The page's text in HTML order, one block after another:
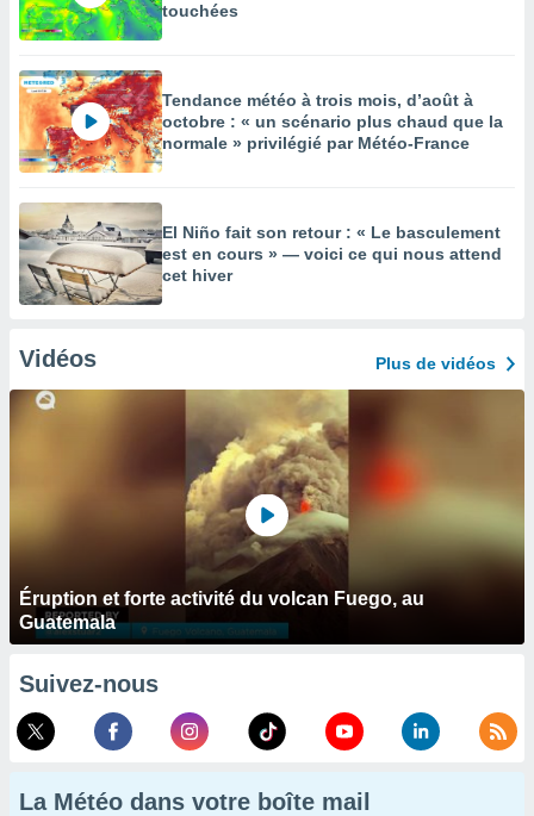
touchées
Tendance météo à trois mois, d’août à
octobre : « un scénario plus chaud que la
normale » privilégié par Météo-France
El Niño fait son retour : « Le basculement
est en cours » — voici ce qui nous attend
cet hiver
Vidéos Plus de vidéos
Éruption et forte activité du volcan Fuego, au
Guatemala
Suivez-nous
La Météo dans votre boîte mail